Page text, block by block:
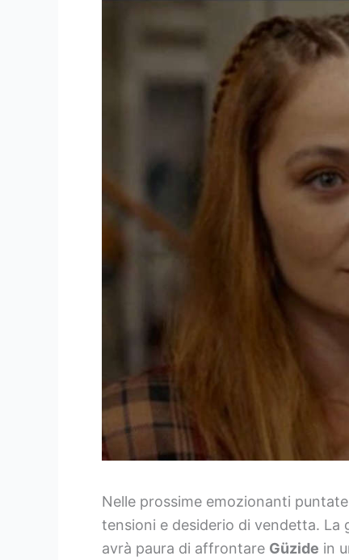
Nelle prossime emozionanti
tensioni e desiderio di vendetta. La
avrà paura di affrontare Güzide in